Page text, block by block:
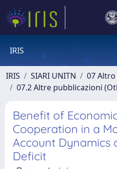
IRIS
IRIS SIARI UNITN
07
07.2 Altre pubblicazioni
Benefit of
Cooperation in a
Account Dynamics
Deficit